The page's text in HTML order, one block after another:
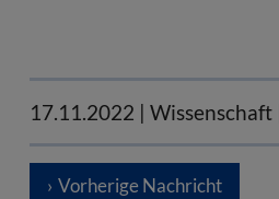
17.11.2022 |
Vorherige Nachricht